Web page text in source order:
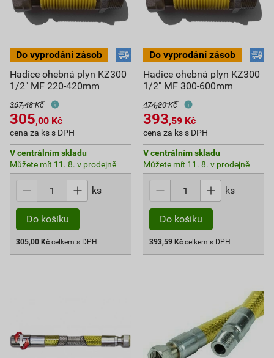
Hadice ohebná plyn KZ300
1/2" MF 220-420mm
367,48 Kč
305,00 Kč
cena za ks s DPH
V centrálním skladu
Můžete mít 11. 8. v prodejně
ks
Do košíku
305,00 Kč celkem s DPH
Hadice ohebná plyn KZ300
1/2" MF 300-600mm
474,20 Kč
393,59 Kč
cena za ks s DPH
V centrálním skladu
Můžete mít 11. 8. v prodejně
ks
Do košíku
393,59 Kč celkem s DPH